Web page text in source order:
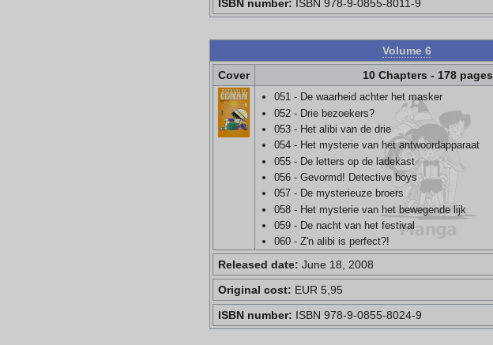
ISBN number: ISBN 978-9-0855-8011-9
Volume 6
Cover
10 Chapters - 178 pages
051 - De waarheid achter het masker
052 - Drie bezoekers?
053 - Het alibi van de drie
054 - Het mysterie van het antwoordapparaat
055 - De letters op de ladekast
056 - Gevormd! Detective boys
057 - De mysterieuze broers
058 - Het mysterie van het bewegende lijk
059 - De nacht van het festival
060 - Z'n alibi is perfect?!
Released date: June 18, 2008
Original cost: EUR 5,95
ISBN number: ISBN 978-9-0855-8024-9